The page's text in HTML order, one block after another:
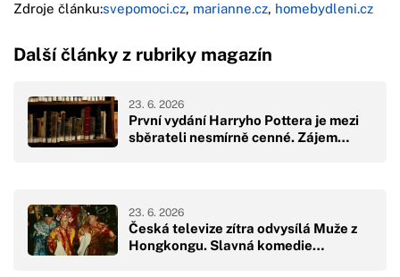
Zdroje článku:svepomoci.cz, marianne.cz, homebydleni.cz
Další články z rubriky magazín
První vydání Harryho Pottera je mezi
sběrateli nesmírně cenné. Zájem…
23. 6. 2026
Česká televize zítra odvysílá Muže z
Hongkongu. Slavná komedie…
23. 6. 2026